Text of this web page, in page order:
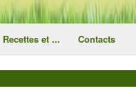
Recettes et ... Contacts